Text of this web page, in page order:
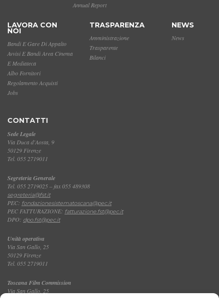
Annual Report
LAVORA CON
NOI
Bandi E Gare Di Appalto
Avvisi E Bandi Area Cinema
E Mediateca
Albo Fornitori
Regolamento Acquisti
Jobs
TRASPARENZA
Amministrazione
Trasparente
Bilanci
NEWS
News
CONTATTI
Sede Legale
Via Duca d'Aosta, 9
50129 Firenze
Tel. 055 2719011
Segreteria Generale
Tel. 055 2719025 – fax 055 489308
segreteria@fst.it
PEC: fondazionesistematoscana@pec.it
PEC FATTURAZIONE: fatturazione.fst@pec.it
DPO: dpo.fst@pec.it
Unità operativa
Via San Gallo, 25
50129 Firenze
Tel. 055 2719011
Toscana Film Commission
Via San Gallo, 25